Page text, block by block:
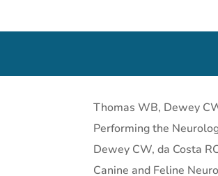
Thomas WB, Dewey
Performing the
Dewey CW, da Costa
Canine and Feline